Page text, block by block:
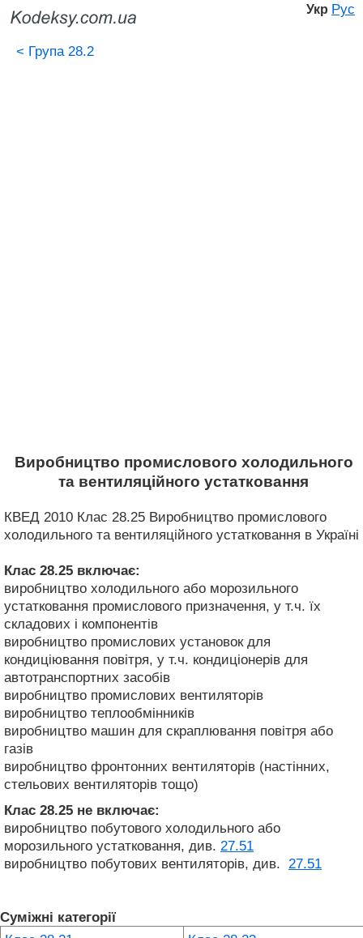
Укр Рус
< Група 28.2
Виробництво промислового холодильного
та вентиляційного устатковання
КВЕД 2010 Клас 28.25 Виробництво промислового
холодильного та вентиляційного устатковання в Україні
Клас 28.25 включає:
виробництво холодильного або морозильного
устатковання промислового призначення, у т.ч. їх
складових і компонентів
виробництво промислових установок для
кондиціювання повітря, у т.ч. кондиціонерів для
автотранспортних засобів
виробництво промислових вентиляторів
виробництво теплообмінників
виробництво машин для скраплювання повітря або
газів
виробництво фронтонних вентиляторів (настінних,
стельових вентиляторів тощо)
Клас 28.25 не включає:
виробництво побутового холодильного або
морозильного устатковання, див. 27.51
виробництво побутових вентиляторів, див. 27.51
Суміжні категорії